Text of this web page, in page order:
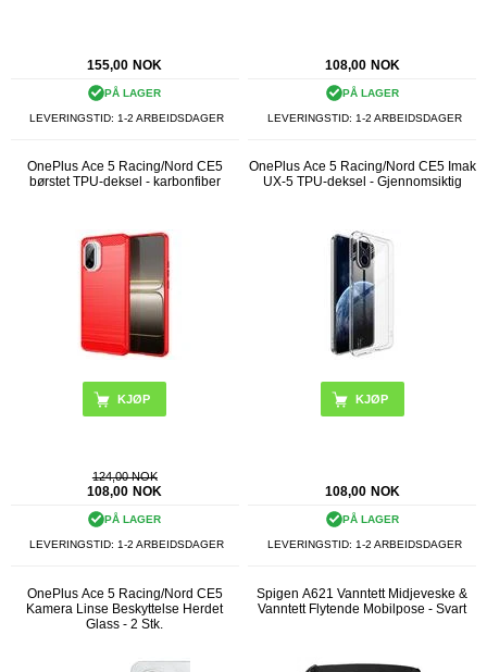
155,00 NOK
PÅ LAGER
LEVERINGSTID: 1-2 ARBEIDSDAGER
108,00 NOK
PÅ LAGER
LEVERINGSTID: 1-2 ARBEIDSDAGER
OnePlus Ace 5 Racing/Nord CE5
børstet TPU-deksel - karbonfiber
KJØP
124,00 NOK
108,00 NOK
PÅ LAGER
LEVERINGSTID: 1-2 ARBEIDSDAGER
OnePlus Ace 5 Racing/Nord CE5 Imak
UX-5 TPU-deksel - Gjennomsiktig
108,00 NOK
PÅ LAGER
LEVERINGSTID: 1-2 ARBEIDSDAGER
OnePlus Ace 5 Racing/Nord CE5
Kamera Linse Beskyttelse Herdet
Glass - 2 Stk.
Spigen A621 Vanntett Midjeveske &
Vanntett Flytende Mobilpose - Svart